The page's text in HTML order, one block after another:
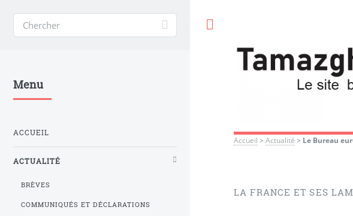
Accueil >Actualité > Le Bureau
LA FRANCE ET SES
Menu
ACCUEIL
ACTUALITÉ
BRÈVES
COMMUNIQUÉS ET DÉCLARATIONS